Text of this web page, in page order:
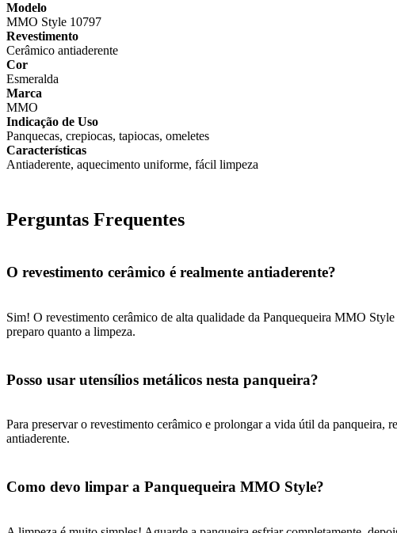
Modelo
MMO Style 10797
Revestimento
Cerâmico antiaderente
Cor
Esmeralda
Marca
MMO
Indicação de Uso
Panquecas, crepiocas, tapiocas, omeletes
Características
Antiaderente, aquecimento uniforme, fácil limpeza
Perguntas Frequentes
O revestimento cerâmico é realmente antiaderente?
Sim! O revestimento cerâmico de alta qualidade da Panquequeira MMO
preparo quanto a limpeza.
Posso usar utensílios metálicos nesta panqueira?
Para preservar o revestimento cerâmico e prolongar a vida útil da
antiaderente.
Como devo limpar a Panquequeira MMO Style?